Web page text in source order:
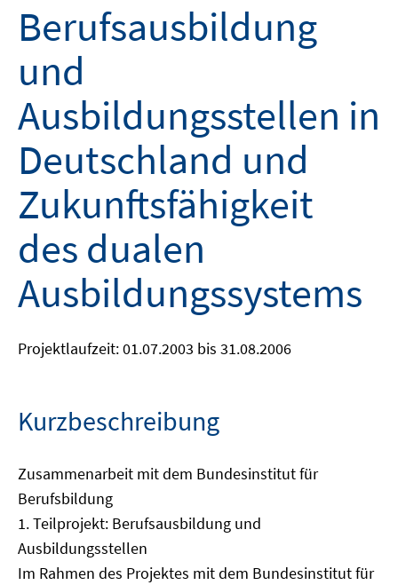
Berufsausbildung
und
Ausbildungsstellen in
Deutschland und
Zukunftsfähigkeit
des dualen
Ausbildungssystems
Projektlaufzeit: 01.07.2003 bis 31.08.2006
Kurzbeschreibung
Zusammenarbeit mit dem Bundesinstitut für
Berufsbildung
1. Teilprojekt: Berufsausbildung und
Ausbildungsstellen
Im Rahmen des Projektes mit dem Bundesinstitut für